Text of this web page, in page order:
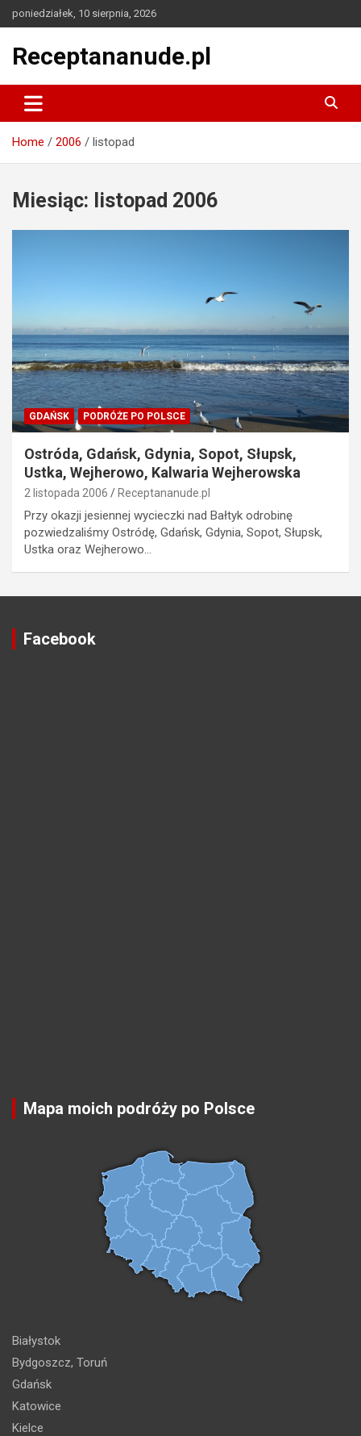
to
poniedziałek, 10 sierpnia, 2026
Receptananude.pl
Home 2006 listopad
Miesiąc: listopad 2006
GDAŃSK PODRÓŻE PO POLSCE
Ostróda, Gdańsk, Gdynia, Sopot, Słupsk,
Ustka, Wejherowo, Kalwaria Wejherowska
2 listopada 2006 Receptananude.pl
Przy okazji jesiennej wycieczki nad Bałtyk odrobinę
pozwiedzaliśmy Ostródę, Gdańsk, Gdynia, Sopot, Słupsk,
Ustka oraz Wejherowo…
Facebook
Mapa moich podróży po Polsce
Białystok
Bydgoszcz, Toruń
Gdańsk
Katowice
Kielce